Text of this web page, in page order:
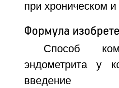
при хроническом
Формула
Способ
эндометрита у
введение